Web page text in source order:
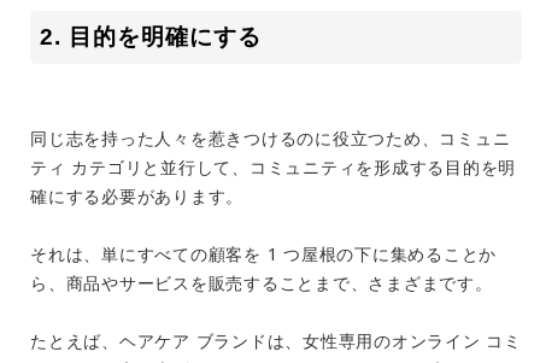
2. 目的を明確にする
同じ志を持った人々を惹きつけるのに役立つため、コミュニ
ティ カテゴリと並行して、コミュニティを形成する目的を明
確にする必要があります。
それは、単にすべての顧客を 1 つ屋根の下に集めることか
ら、商品やサービスを販売することまで、さまざまです。
たとえば、ヘアケア ブランドは、女性専用のオンライン コミ